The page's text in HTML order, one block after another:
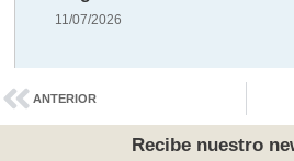
11/07/2026
ANTERIOR
Recibe nuestro